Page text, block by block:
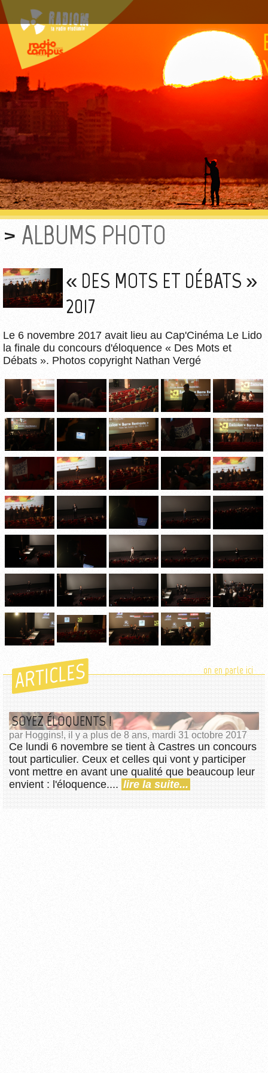
ALBUMS PHOTO
« DES MOTS ET DÉBATS »
2017
Le 6 novembre 2017 avait lieu au Cap'Cinéma Le Lido
la finale du concours d'éloquence « Des Mots et
Débats ». Photos copyright Nathan Vergé
ARTICLES on en parle ici
SOYEZ ÉLOQUENTS !
par Hoggins!, il y a plus de 8 ans, mardi 31 octobre 2017
Ce lundi 6 novembre se tient à Castres un concours
tout particulier. Ceux et celles qui vont y participer
vont mettre en avant une qualité que beaucoup leur
envient : l'éloquence.... lire la suite...